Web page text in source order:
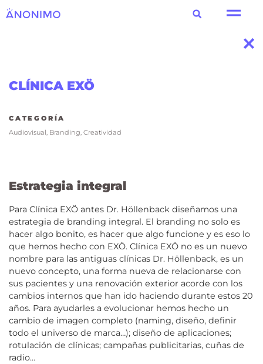
CLÍNICA EXÖ
CATEGORÍA
Audiovisual, Branding, Creatividad
Estrategia integral
Para Clínica EXÖ antes Dr. Höllenback diseñamos una
estrategia de branding integral. El branding no solo es
hacer algo bonito, es hacer que algo funcione y es eso lo
que hemos hecho con EXÖ. Clínica EXÖ no es un nuevo
nombre para las antiguas clínicas Dr. Höllenback, es un
nuevo concepto, una forma nueva de relacionarse con
sus pacientes y una renovación exterior acorde con los
cambios internos que han ido haciendo durante estos 20
años. Para ayudarles a evolucionar hemos hecho un
cambio de imagen completo (naming, diseño, definir
todo el universo de marca…); diseño de aplicaciones;
rotulación de clínicas; campañas publicitarias, cuñas de
radio…